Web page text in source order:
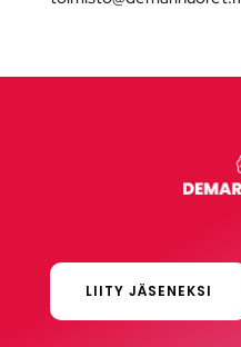
LIITY JÄSENEKSI